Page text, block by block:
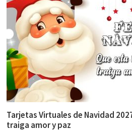
Tarjetas Virtuales de Navidad
traiga amor y paz